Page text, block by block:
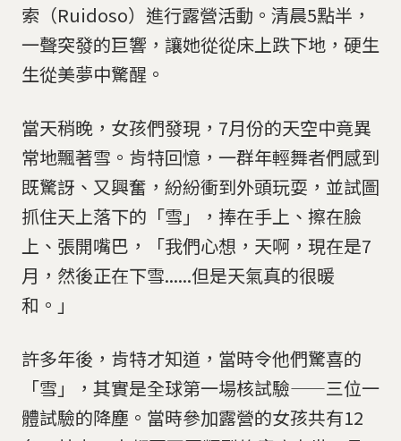
索（Ruidoso）進行露營活動。清晨5點半，
一聲突發的巨響，讓她從從床上跌下地，硬生
生從美夢中驚醒。
當天稍晚，女孩們發現，7月份的天空中竟異
常地飄著雪。肯特回憶，一群年輕舞者們感到
既驚訝、又興奮，紛紛衝到外頭玩耍，並試圖
抓住天上落下的「雪」，捧在手上、擦在臉
上、張開嘴巴，「我們心想，天啊，現在是7
月，然後正在下雪......但是天氣真的很暖
和。」
許多年後，肯特才知道，當時令他們驚喜的
「雪」，其實是全球第一場核試驗——三位一
體試驗的降塵。當時參加露營的女孩共有12